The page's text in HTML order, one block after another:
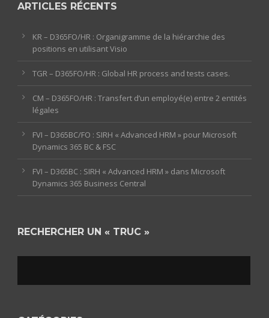
ARTICLES RÉCENTS
KR – D365FO/HR : Organigramme de la hiérarchie des
positions en utilisant Visio
TGR – D365FO/HR : Global HR process and tests cases.
CM – D365FO/HR : Transfert d’un employé(e) entre 2 entités
légales
FVI – D365BC/FO : SIRH « Advanced HRM » pour Microsoft
Dynamics 365 BC & FSC
FVI – D365BC : SIRH « Advanced HRM » dans Microsoft
Dynamics 365 Business Central
RECHERCHER UN « TRUC »